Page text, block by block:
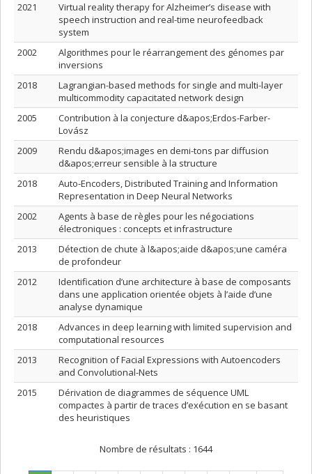
2021
Virtual reality therapy for Alzheimer’s disease with
speech instruction and real-time neurofeedback
system
2002
Algorithmes pour le réarrangement des génomes par
inversions
2018
Lagrangian-based methods for single and multi-layer
multicommodity capacitated network design
2005
Contribution à la conjecture d&apos;Erdos-Farber-
Lovász
2009
Rendu d&apos;images en demi-tons par diffusion
d&apos;erreur sensible à la structure
2018
Auto-Encoders, Distributed Training and Information
Representation in Deep Neural Networks
2002
Agents à base de règles pour les négociations
électroniques : concepts et infrastructure
2013
Détection de chute à l&apos;aide d&apos;une caméra
de profondeur
2012
Identification d’une architecture à base de composants
dans une application orientée objets à l’aide d’une
analyse dynamique
2018
Advances in deep learning with limited supervision and
computational resources
2013
Recognition of Facial Expressions with Autoencoders
and Convolutional-Nets
2015
Dérivation de diagrammes de séquence UML
compactes à partir de traces d’exécution en se basant
des heuristiques
Nombre de résultats : 1644